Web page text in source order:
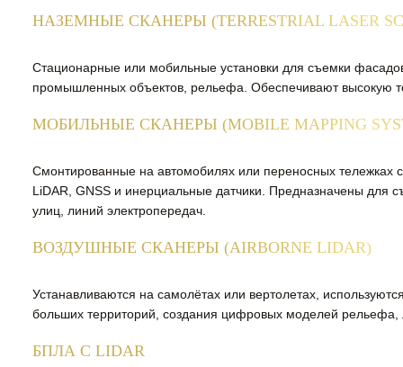
НАЗЕМНЫЕ СКАНЕРЫ (TERRESTRIAL LASER
Стационарные или мобильные установки для съемки
промышленных объектов, рельефа. Обеспечивают высокую
МОБИЛЬНЫЕ СКАНЕРЫ (MOBILE MAPPING
Смонтированные на автомобилях или переносных тележках
LiDAR, GNSS и инерциальные датчики. Предназначены для
улиц, линий электропередач.
ВОЗДУШНЫЕ СКАНЕРЫ (AIRBORNE LIDAR)
Устанавливаются на самолётах или вертолетах,
больших территорий, создания цифровых моделей рельефа,
БПЛА С LIDAR